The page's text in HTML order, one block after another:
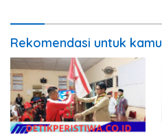
Rekomendasi untuk kamu